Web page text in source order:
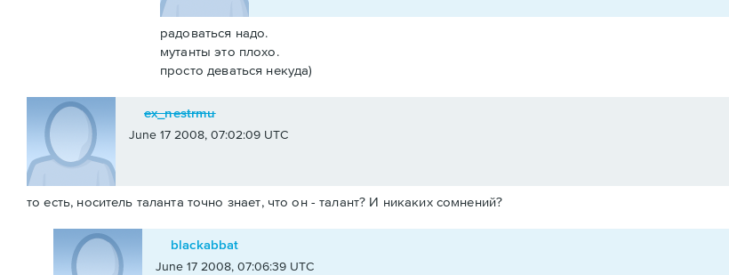
радоваться надо.
мутанты это плохо.
просто деваться некуда)
ex_nestrmu
June 17 2008, 07:02:09 UTC
то есть, носитель таланта точно знает, что он - талант? И никаких сомнений?
blackabbat
June 17 2008, 07:06:39 UTC